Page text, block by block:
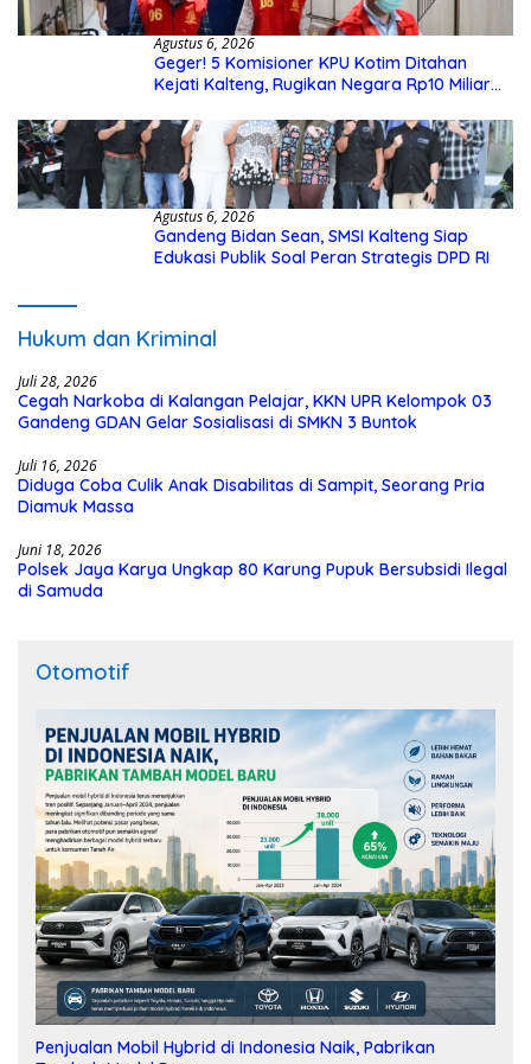
Agustus 6, 2026
Geger! 5 Komisioner KPU Kotim Ditahan
Kejati Kalteng, Rugikan Negara Rp10 Miliar
Agustus 6, 2026
Gandeng Bidan Sean, SMSI Kalteng Siap
Edukasi Publik Soal Peran Strategis DPD RI
Hukum dan Kriminal
Juli 28, 2026
Cegah Narkoba di Kalangan Pelajar, KKN UPR Kelompok 03
Gandeng GDAN Gelar Sosialisasi di SMKN 3 Buntok
Juli 16, 2026
Diduga Coba Culik Anak Disabilitas di Sampit, Seorang Pria
Diamuk Massa
Juni 18, 2026
Polsek Jaya Karya Ungkap 80 Karung Pupuk Bersubsidi Ilegal
di Samuda
Otomotif
Penjualan Mobil Hybrid di Indonesia Naik, Pabrikan